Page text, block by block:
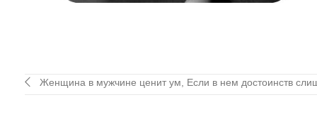
Женщина в мужчине ценит ум, Если в нем достоинств